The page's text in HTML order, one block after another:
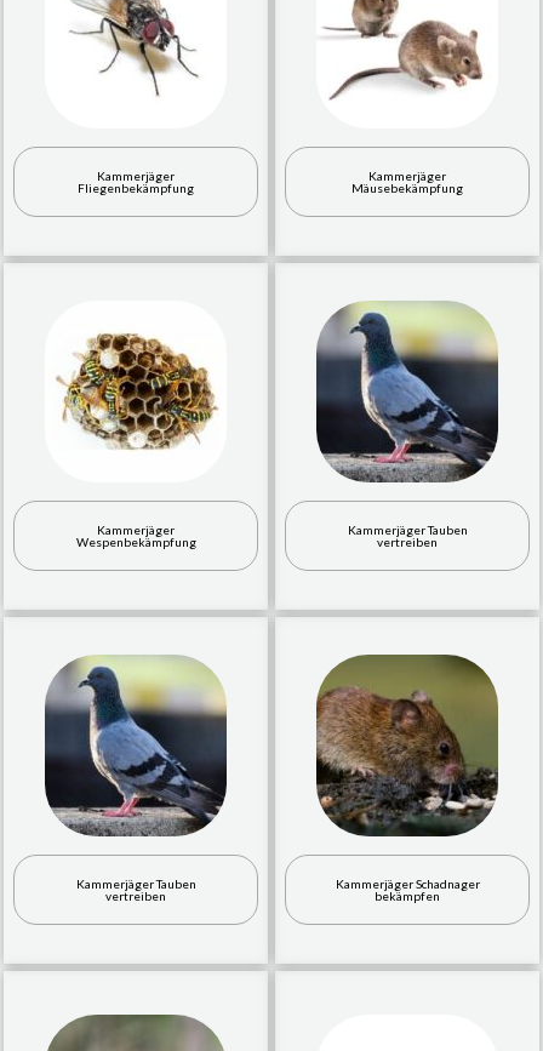
Kammerjäger
Fliegenbekämpfung
Kammerjäger
Mäusebekämpfung
Kammerjäger
Wespenbekämpfung
Kammerjäger Tauben
vertreiben
Kammerjäger Tauben
vertreiben
Kammerjäger Schadnager
bekämpfen